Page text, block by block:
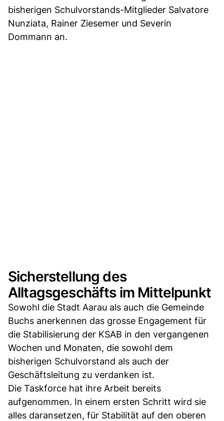
bisherigen Schulvorstands-Mitglieder Salvatore
Nunziata, Rainer Ziesemer und Severin
Dommann an.
Sicherstellung des
Alltagsgeschäfts im Mittelpunkt
Sowohl die Stadt Aarau als auch die Gemeinde
Buchs anerkennen das grosse Engagement für
die Stabilisierung der KSAB in den vergangenen
Wochen und Monaten, die sowohl dem
bisherigen Schulvorstand als auch der
Geschäftsleitung zu verdanken ist.
Die Taskforce hat ihre Arbeit bereits
aufgenommen. In einem ersten Schritt wird sie
alles daransetzen, für Stabilität auf den oberen